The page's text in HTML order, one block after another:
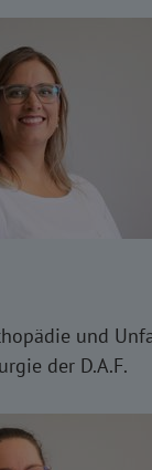
und
der D.A.F.